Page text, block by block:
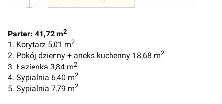
Parter: 41,72 m2
1. Korytarz 5,01 m2
2. Pokój dzienny + aneks kuchenny 18,68 m2
3. Łazienka 3,84 m2
4. Sypialnia 6,40 m2
5. Sypialnia 7,79 m2